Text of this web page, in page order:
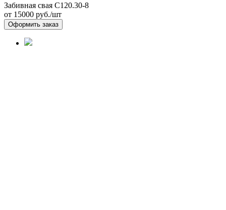
Забивная свая С120.30-8
от 15000 руб./шт
Оформить заказ